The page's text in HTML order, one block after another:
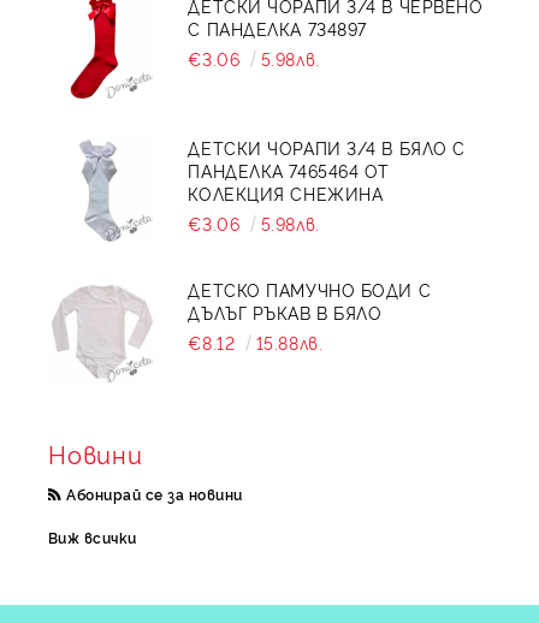
ДЕТСКИ ЧОРАПИ 3/4 В ЧЕРВЕНО
С ПАНДЕЛКА 734897
€3.06
5.98лв.
ДЕТСКИ ЧОРАПИ 3/4 В БЯЛО С
ПАНДЕЛКА 7465464 ОТ
КОЛЕКЦИЯ СНЕЖИНА
€3.06
5.98лв.
ДЕТСКО ПАМУЧНО БОДИ С
ДЪЛЪГ РЪКАВ В БЯЛО
€8.12
15.88лв.
Новини
Абонирай се за новини
Виж всички